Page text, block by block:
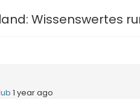
Wissenswertes
1 year ago